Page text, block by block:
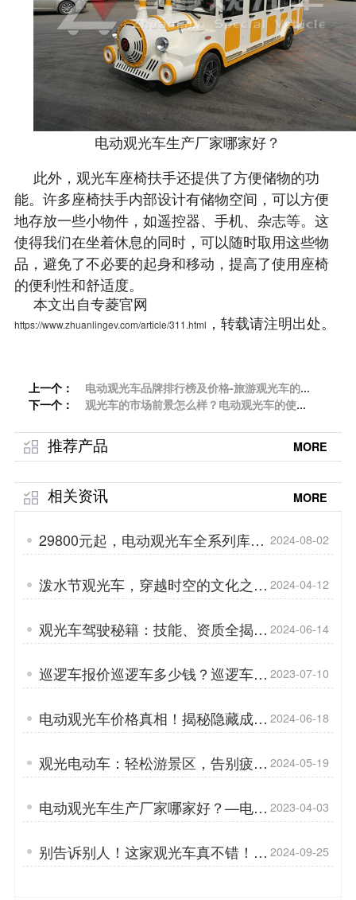
电动观光车生产厂家哪家好？
此外，观光车座椅扶手还提供了方便储物的功
能。许多座椅扶手内部设计有储物空间，可以方便
地存放一些小物件，如遥控器、手机、杂志等。这
使得我们在坐着休息的同时，可以随时取用这些物
品，避免了不必要的起身和移动，提高了使用座椅
的便利性和舒适度。
本文出自专菱官网
https://www.zhuanlingev.com/article/311.html ，转载请注明出处。
上一个：
电动观光车品牌排行榜及价格-旅游观光车的优
点解析「专菱」
下一个：
观光车的市场前景怎么样？电动观光车的使用
推荐产品 MORE
相关资讯 MORE
29800元起，电动观光车全系列库存
大放送「专菱」
2024-08-02
泼水节观光车，穿越时空的文化之旅
「专菱」
2024-04-12
观光车驾驶秘籍：技能、资质全揭
秘！「专菱」
2024-06-14
巡逻车报价巡逻车多少钱？巡逻车的
悬架系统「专菱」
2023-07-10
电动观光车价格真相！揭秘隐藏成本
「专菱」
2024-06-18
观光电动车：轻松游景区，告别疲惫
步行「专菱」
2024-05-19
电动观光车生产厂家哪家好？—电动
观光车的售前注意事项「专菱」
2023-04-03
别告诉别人！这家观光车真不错！
「专菱」
2024-09-25